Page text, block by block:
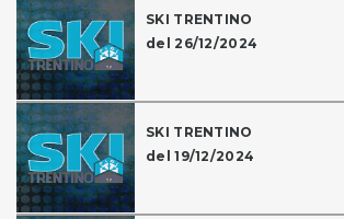
SKI TRENTINO
del 26/12/2024
SKI TRENTINO
del 19/12/2024